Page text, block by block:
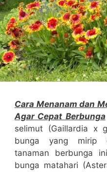
Cara Menanam dan
Agar Cepat Berbunga
selimut (Gaillardia x
bunga yang mirip
tanaman berbunga
bunga matahari